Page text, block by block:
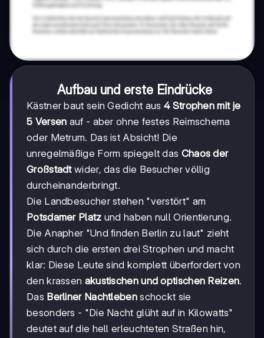
Aufbau und erste Eindrücke
Kästner baut sein Gedicht aus 4 Strophen mit je
5 Versen auf - aber ohne festes Reimschema
oder Metrum. Das ist Absicht! Die
unregelmäßige Form spiegelt das Chaos der
Großstadtwider, das die Besucher völlig
durcheinanderbringt.
Die Landbesucher stehen "verstört" am
Potsdamer Platz und haben null Orientierung.
Die Anapher "Und finden Berlin zu laut" zieht
sich durch die ersten drei Strophen und macht
klar: Diese Leute sind komplett überfordert von
den krassen akustischen und optischen Reizen.
Das Berliner Nachtlebenschockt sie
besonders - "Die Nacht glüht auf in Kilowatts"
deutet auf die hell erleuchteten Straßen hin,